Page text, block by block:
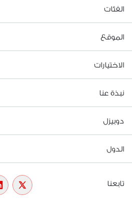
الفئات
الموقع
الاختيارات
نبذة عنا
دوبيزل
الدول
تابعنا